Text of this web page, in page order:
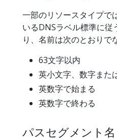
一部のリソースタイプでは
いるDNSラベル標準に従
り、名前は次のとおりで
63文字以内
英小文字、数字また
英数字で始まる
英数字で終わる
パスセグメント名